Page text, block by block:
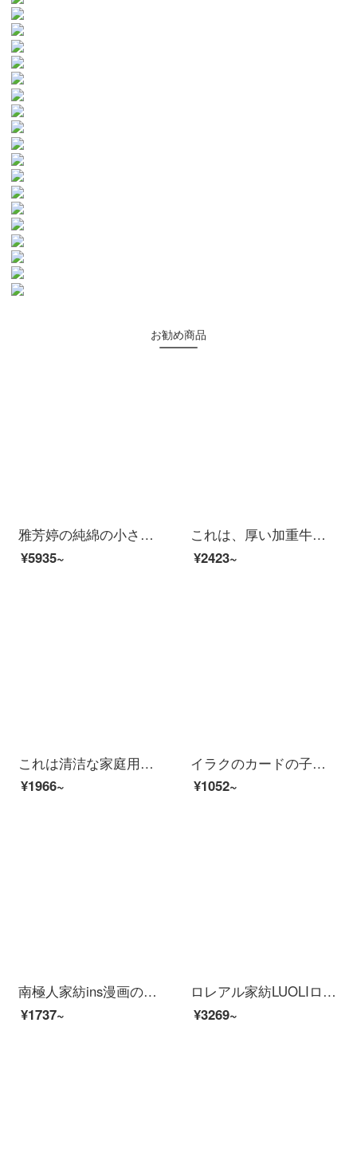
お勧め商品
雅芳婷の純綿の小さい清新な漫画のベッドの上で4つのセットの綿のベッドの笠のシーツは縄の金のセットのベッドの品物の布団カバーP 7904布団袋のベッドの笠のスーツ（4つのセット）の1.8 m（6フィート）のベッドを縛ります
¥5935~
これは、厚い加重牛乳の絨毯の4点セットの高さと重さの冬のシーツにサンゴの絨毯の寝具をセットしたフランネルの刺繍セットの1.5/1.8メートルのダブルベッドのスペントン-灰1.8メートルのベッド/ベッドのカバーの4点セット/布団カバーの200*230 cm
¥2423~
これは清洁な家庭用纺ぎ氷丝プリントの四点セットです。韓国版の王女風レース布団セットのシーツとベッド用品のダブルベッドセット1.8メートルのシーツのセットです。
¥1966~
イラクのカードの子供の4つのセットの男の子の女の子の漫画の3/4件のセットの学生の寮のシングルベッドの1.2/1.5/1.8メートルのすり毛布団カバーのシーツがかわいくて、1.8メートルのベッドの4つのセット(布団カバーの200*230)
¥1052~
南極人家紡ins漫画の新疆綿の純綿のベッドの上で4つのセットの100の綿の子供のシーツの布団カバーの王女の風のベッドの品物のセットの3つのセットの恬趣のイチゴH【100%の綿】1.8 m【ベッドの種類の4つのセット】は200 x 230 cmの布団に適します。
¥1737~
ロレアル家紡LUOLIロレアル子供4点セット純綿子供漫画全綿セット可愛いシーツカバー布団布団布団布団布団布団布団布団布団布団布団布団布団布団布団布団布団布団布団布団布団布団布団布団布団布団布団布団布団布団布団布団布団布団セットベッド用品楽しい車1.2 mベッド...
¥3269~